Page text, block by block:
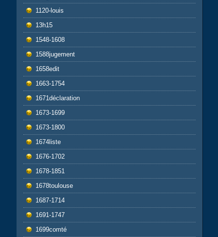
1120-louis
13h15
1548-1608
1588jugement
1658edit
1663-1754
1671déclaration
1673-1699
1673-1800
1674liste
1676-1702
1678-1851
1678toulouse
1687-1714
1691-1747
1699comté